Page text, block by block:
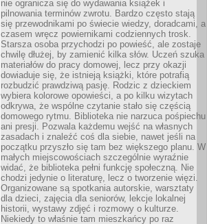
nie ogranicza się do wydawania książek i
pilnowania terminów zwrotu. Bardzo często stają
się przewodnikami po świecie wiedzy, doradcami, a
czasem wręcz powiernikami codziennych trosk.
Starsza osoba przychodzi po powieść, ale zostaje
chwilę dłużej, by zamienić kilka słów. Uczeń szuka
materiałów do pracy domowej, lecz przy okazji
dowiaduje się, że istnieją książki, które potrafią
rozbudzić prawdziwą pasję. Rodzic z dzieckiem
wybiera kolorowe opowieści, a po kilku wizytach
odkrywa, że wspólne czytanie stało się częścią
domowego rytmu. Biblioteka nie narzuca pośpiechu
ani presji. Pozwala każdemu wejść na własnych
zasadach i znaleźć coś dla siebie, nawet jeśli na
początku przyszło się tam bez większego planu. W
małych miejscowościach szczególnie wyraźnie
widać, że biblioteka pełni funkcję społeczną. Nie
chodzi jedynie o literaturę, lecz o tworzenie więzi.
Organizowane są spotkania autorskie, warsztaty
dla dzieci, zajęcia dla seniorów, lekcje lokalnej
historii, wystawy zdjęć i rozmowy o kulturze.
Niekiedy to właśnie tam mieszkańcy po raz